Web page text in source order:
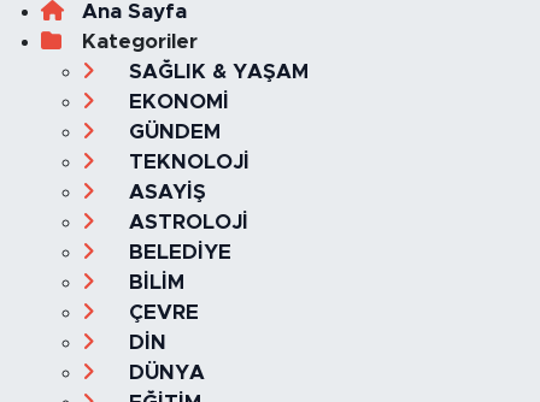
Ana Sayfa
Kategoriler
SAĞLIK & YAŞAM
EKONOMİ
GÜNDEM
TEKNOLOJİ
ASAYİŞ
ASTROLOJİ
BELEDİYE
BİLİM
ÇEVRE
DİN
DÜNYA